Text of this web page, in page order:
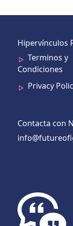
Hipervínculos
Terminos y
Condiciones
Privacy
Contacta con